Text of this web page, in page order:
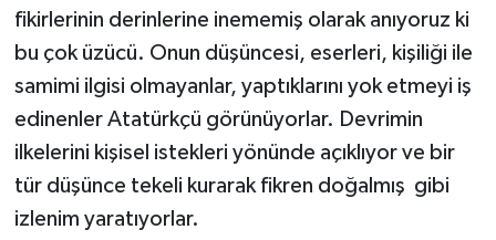
fikirlerinin derinlerine inememiş olarak anıyoruz ki
bu çok üzücü. Onun düşüncesi, eserleri, kişiliği ile
samimi ilgisi olmayanlar, yaptıklarını yok etmeyi iş
edinenler Atatürkçü görünüyorlar. Devrimin
ilkelerini kişisel istekleri yönünde açıklıyor ve bir
tür düşünce tekeli kurarak fikren doğalmış gibi
izlenim yaratıyorlar.